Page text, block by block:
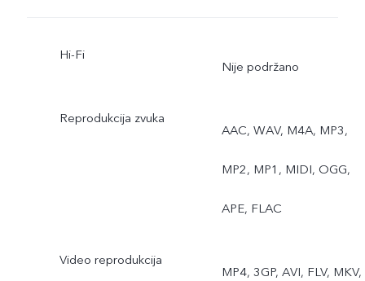
Hi-Fi
Nije podržano
Reprodukcija zvuka
AAC, WAV, M4A, MP3,
MP2, MP1, MIDI, OGG,
APE, FLAC
Video reprodukcija
MP4, 3GP, AVI, FLV, MKV,